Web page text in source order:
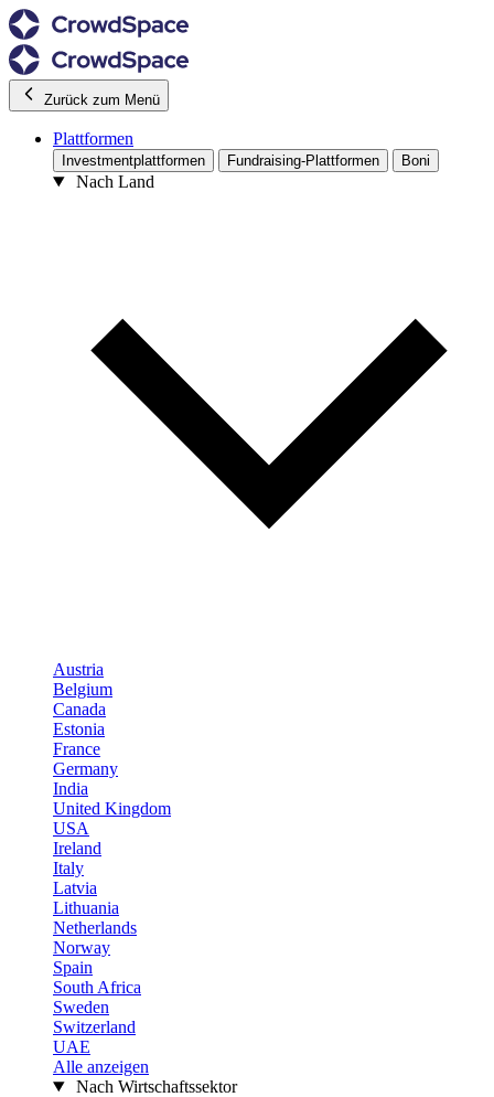
Zurück zum Menü
Plattformen
Investmentplattformen Fundraising-Plattformen Boni
Nach Land
Austria
Belgium
Canada
Estonia
France
Germany
India
United Kingdom
USA
Ireland
Italy
Latvia
Lithuania
Netherlands
Norway
Spain
South Africa
Sweden
Switzerland
UAE
Alle anzeigen
Nach Wirtschaftssektor